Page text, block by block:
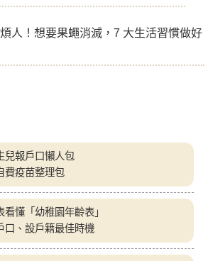
人！想要果蠅消滅，7 大生活習慣做好
兒報戶口懶人包
費疫苗整理包
看懂「幼稚園年齡表」
口、設戶籍最佳時機